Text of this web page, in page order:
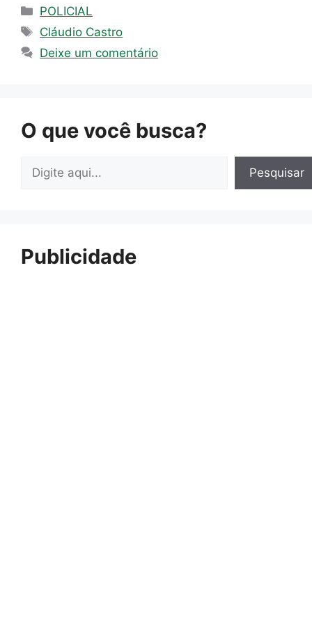
Categorias
POLICIAL
Tags
Cláudio Castro
Deixe um comentário
O que você busca?
Pesquisar
Publicidade